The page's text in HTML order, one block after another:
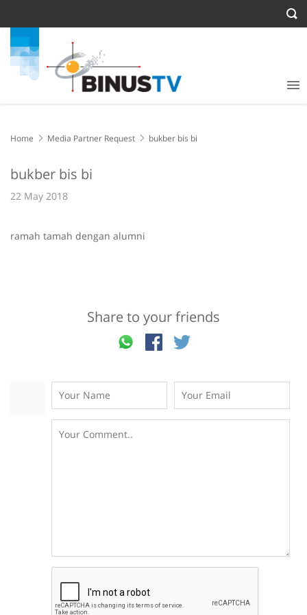
Home Media Partner Request bukber bis bi
bukber bis bi
22 May 2018
ramah tamah dengan alumni
Share to your friends